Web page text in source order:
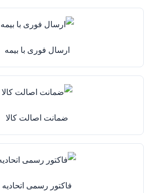
ارسال فوری با بیمه
ضمانت اصالت کالا
فاکتور رسمی اتحادیه